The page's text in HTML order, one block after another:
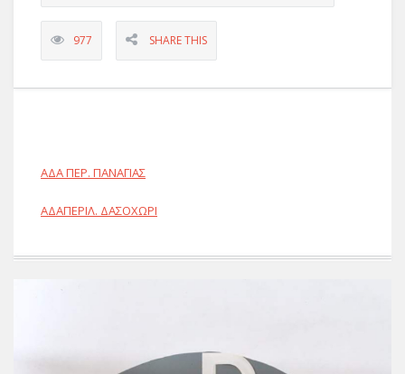
977 SHARE THIS
ΑΔΑ ΠΕΡ. ΠΑΝΑΓΙΑΣ
ΑΔΑΠΕΡΙΛ. ΔΑΣΟΧΩΡΙ